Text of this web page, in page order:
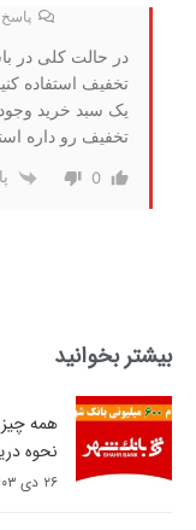
پاسخ
در حالت کلی در
تخفیف استفاده
یک سبد خرید وجود
تخفیف رو داره
0
بیشتر بخوانید
نحوه
۲۶ دی ۱۴۰۳